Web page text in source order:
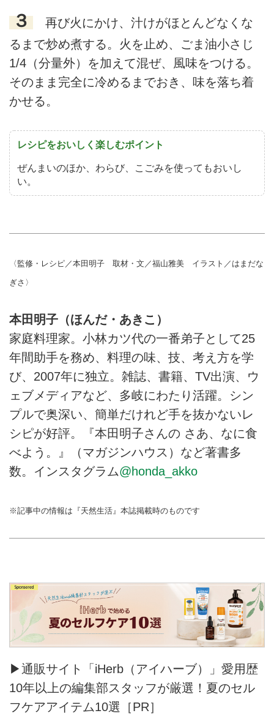
３
再び火にかけ、汁けがほとんどなくな
るまで炒め煮する。火を止め、ごま油小さじ
1/4（分量外）を加えて混ぜ、風味をつける。
そのまま完全に冷めるまでおき、味を落ち着
かせる。
レシピをおいしく楽しむポイント
ぜんまいのほか、わらび、こごみを使ってもおいし
い。
〈監修・レシピ／本田明子 取材・文／福山雅美 イラスト／はまだな
ぎさ〉
本田明子（ほんだ・あきこ）
家庭料理家。小林カツ代の一番弟子として25
年間助手を務め、料理の味、技、考え方を学
び、2007年に独立。雑誌、書籍、TV出演、ウ
ェブメディアなど、多岐にわたり活躍。シン
プルで奥深い、簡単だけれど手を抜かないレ
シピが好評。『本田明子さんの さあ、なに食
べよう。』（マガジンハウス）など著書多
数。インスタグラム@honda_akko
※記事中の情報は『天然生活』本誌掲載時のものです
▶通販サイト「iHerb（アイハーブ）」愛用歴
10年以上の編集部スタッフが厳選！夏のセル
フケアアイテム10選［PR］